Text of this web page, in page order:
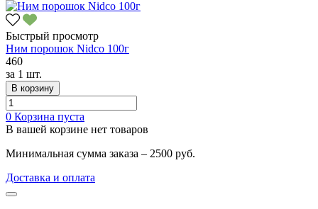
Быстрый просмотр
Ним порошок Nidco 100г
460
за 1 шт.
В корзину
0 Корзина пуста
В вашей корзине нет товаров
Минимальная сумма заказа – 2500 руб.
Доставка и оплата